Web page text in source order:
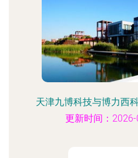
天津九博科技与博力西
更新时间：